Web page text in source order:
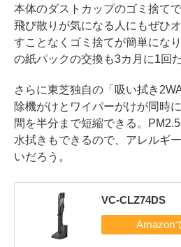
本体のダストカップのゴミ捨て
飛び散りが気になる人にもぜひ
すことなくゴミ捨てが簡単にな
の紙パックの交換も3カ月に1回
さらに東芝独自の「吸い拭き
除機がけとワイパーがけが同時
間を半分まで短縮できる。
水拭きもできるので、アレルギ
いだろう。
VC-CLZ74DS